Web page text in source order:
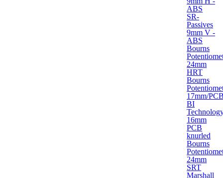
ABS
SR-
Passives
9mm V -
ABS
Bourns
24mm
HRT
Bourns
17mm/
BI
16mm
PCB
knurled
Bourns
24mm
SRT
Marshall